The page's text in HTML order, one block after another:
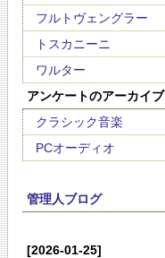
フルトヴェングラー
トスカニーニ
ワルター
アンケートのアーカイブ
クラシック音楽
PCオーディオ
管理人ブログ
[2026-01-25]